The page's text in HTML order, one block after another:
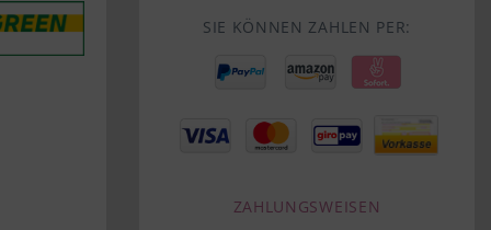
SIE KÖNNEN ZAHLEN PER:
ZAHLUNGSWEISEN